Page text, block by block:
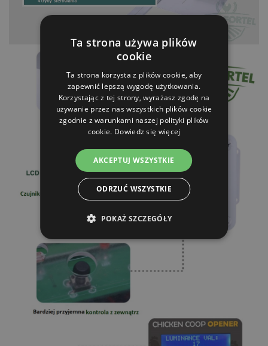
Ta strona używa plików
cookie
Ta strona korzysta z plików cookie, aby
zapewnić lepszą wygodę użytkowania.
Korzystając z tej strony, wyrażasz zgodę na
używanie przez nas wszystkich plików cookie
zgodnie z warunkami naszej polityki plików
cookie. Dowiedz się więcej
AKCEPTUJ WSZYSTKIE
ODRZUĆ WSZYSTKIE
POKAŻ SZCZEGÓŁY